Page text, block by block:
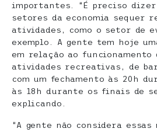
importantes. “É preciso
setores da economia sequer
atividades, como o setor de
exemplo. A gente tem hoje
em relação ao funcionamento
atividades recreativas, de
com um fechamento às 20h
às 18h durante os finais de
explicando.
“A gente não considera essas